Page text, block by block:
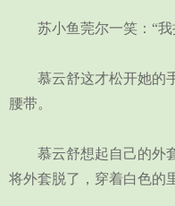
苏小鱼莞尔一笑：“我
慕云舒这才松开她的手
腰带。
慕云舒想起自己的外套
将外套脱了，穿着白色的